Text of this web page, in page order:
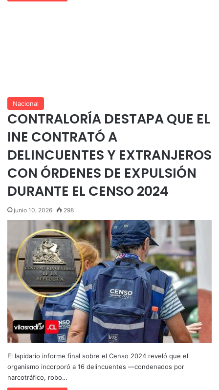
Nacional
CONTRALORÍA DESTAPA QUE EL
INE CONTRATÓ A
DELINCUENTES Y EXTRANJEROS
CON ÓRDENES DE EXPULSIÓN
DURANTE EL CENSO 2024
junio 10, 2026 298
El lapidario informe final sobre el Censo 2024 reveló que el
organismo incorporó a 16 delincuentes —condenados por
narcotráfico, robo…